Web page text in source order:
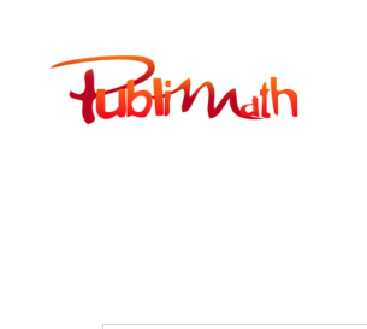
contenuPublimath